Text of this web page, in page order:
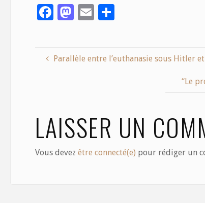
F
b
M
d
E
l
S
e
Parallèle entre l’euthanasie sous Hitler
“Le
LAISSER UN
Vous devez être connecté(e) pour rédiger un